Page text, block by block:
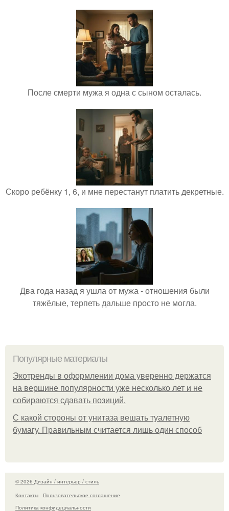
После смерти мужа я одна с сыном осталась.
Скоро ребёнку 1, 6, и мне перестанут платить декретные.
Два года назад я ушла от мужа - отношения были
тяжёлые, терпеть дальше просто не могла.
Популярные материалы
Экотренды в оформлении дома уверенно держатся
на вершине популярности уже несколько лет и не
собираются сдавать позиций.
С какой стороны от унитаза вешать туалетную
бумагу. Правильным считается лишь один способ
© 2026 Дизайн / интерьер / стиль
Контакты
Пользовательское соглашение
Политика конфидециальности